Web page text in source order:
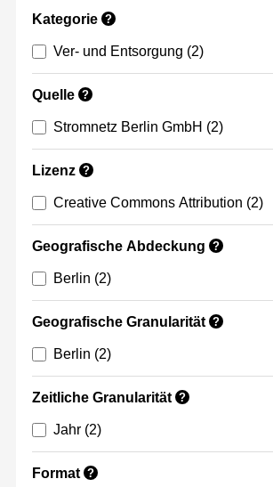
Kategorie ?
Ver- und Entsorgung (2)
Quelle ?
Stromnetz Berlin GmbH (2)
Lizenz ?
Creative Commons Attribution (2)
Geografische Abdeckung ?
Berlin (2)
Geografische Granularität ?
Berlin (2)
Zeitliche Granularität ?
Jahr (2)
Format ?